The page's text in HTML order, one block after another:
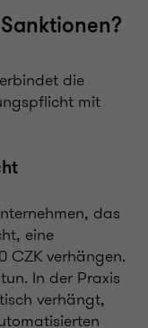
die
mit
das
eine
CZK verhängen.
In der Praxis
verhängt,